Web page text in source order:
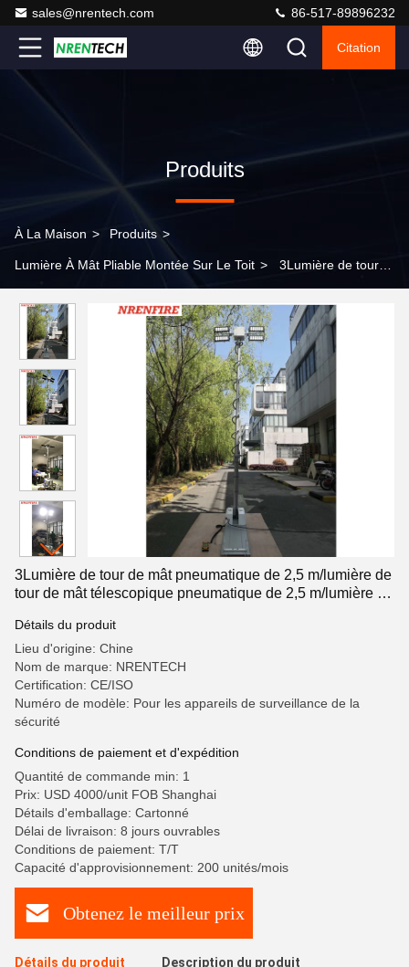
sales@nrentech.com 86-517-89896232
Citation
Produits
À La Maison > Produits >
Lumière À Mât Pliable Montée Sur Le Toit > 3Lumière de tour
télescopique pneumatique de 2,5 m/lumière de tour LED/lumière
de tour robot
3Lumière de tour de mât pneumatique de 2,5 m/lumière de
tour de mât télescopique pneumatique de 2,5 m/lumière de
Détails du produit
Lieu d'origine: Chine
Nom de marque: NRENTECH
Certification: CE/ISO
Numéro de modèle: Pour les appareils de surveillance de la
sécurité
Conditions de paiement et d'expédition
Quantité de commande min: 1
Prix: USD 4000/unit FOB Shanghai
Détails d'emballage: Cartonné
Délai de livraison: 8 jours ouvrables
Conditions de paiement: T/T
Capacité d'approvisionnement: 200 unités/mois
Obtenez le meilleur prix
Détails du produit Description du produit